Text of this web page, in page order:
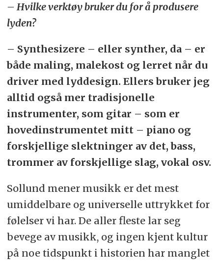
– Hvilke verktøy bruker du for å produsere
lyden?
– Synthesizere – eller synther, da – er
både maling, malekost og lerret når du
driver med lyddesign. Ellers bruker jeg
alltid også mer tradisjonelle
instrumenter, som gitar – som er
hovedinstrumentet mitt – piano og
forskjellige slektninger av det, bass,
trommer av forskjellige slag, vokal osv.
Sollund mener musikk er det mest
umiddelbare og universelle uttrykket for
følelser vi har. De aller fleste lar seg
bevege av musikk, og ingen kjent kultur
på noe tidspunkt i historien har manglet